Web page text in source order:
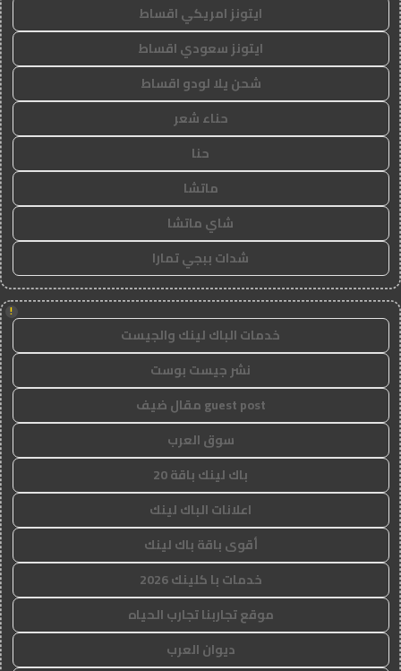
ايتونز امريكي اقساط
ايتونز سعودي اقساط
شحن يلا لودو اقساط
حناء شعر
حنا
ماتشا
شاي ماتشا
شدات ببجي تمارا
!
خدمات الباك لينك والجيست
نشر جيست بوست
guest post مقال ضيف
سوق العرب
باك لينك باقة 20
اعلانات الباك لينك
أقوى باقة باك لينك
خدمات با كلينك 2026
موقع تجاربنا تجارب الحياه
ديوان العرب